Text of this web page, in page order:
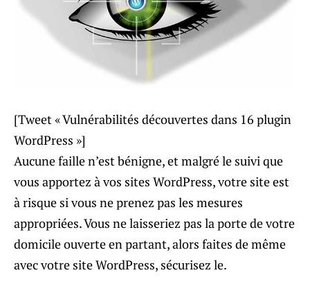
[Tweet « Vulnérabilités découvertes dans 16 plugin
WordPress »]
Aucune faille n’est bénigne, et malgré le suivi que
vous apportez à vos sites WordPress, votre site est
à risque si vous ne prenez pas les mesures
appropriées. Vous ne laisseriez pas la porte de votre
domicile ouverte en partant, alors faites de même
avec votre site WordPress, sécurisez le.